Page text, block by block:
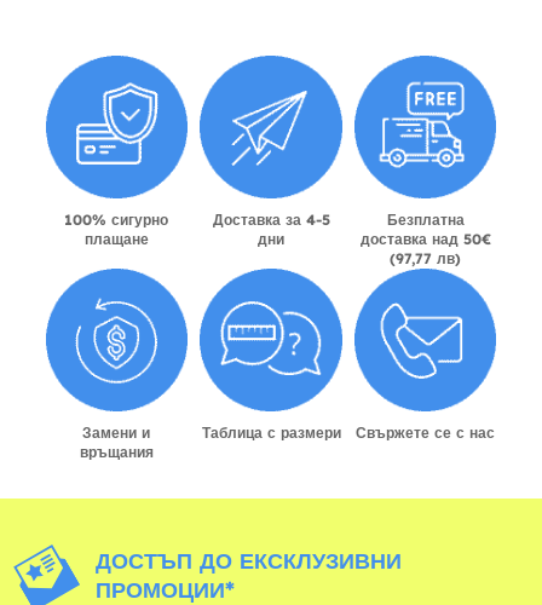
100% сигурно
плащане
Доставка за 4-5
дни
Безплатна
доставка над 50€
(97,77 лв)
Замени и
връщания
Таблица с размери Свържете се с нас
ДОСТЪП ДО ЕКСКЛУЗИВНИ
ПРОМОЦИИ*